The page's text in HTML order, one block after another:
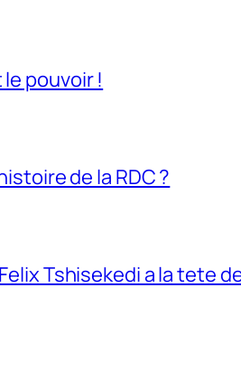
pouvoir !
de la RDC ?
Tshisekedi a la tete